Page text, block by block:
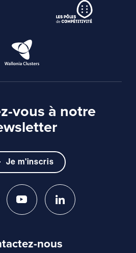
vous à notre
Je m'inscris
nous